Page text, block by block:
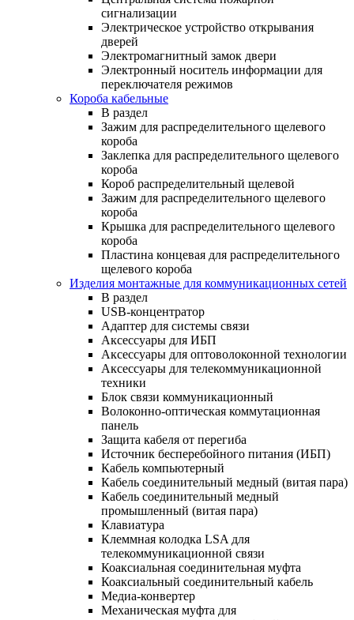
сигнализации
Электрическое устройство открывания
дверей
Электромагнитный замок двери
Электронный носитель информации для
переключателя режимов
Короба кабельные
В раздел
Зажим для распределительного щелевого
короба
Заклепка для распределительного щелевого
короба
Короб распределительный щелевой
Зажим для распределительного щелевого
короба
Крышка для распределительного щелевого
короба
Пластина концевая для распределительного
щелевого короба
Изделия монтажные для коммуникационных сетей
В раздел
USB-концентратор
Адаптер для системы связи
Аксессуары для ИБП
Аксессуары для оптоволоконной технологии
Аксессуары для телекоммуникационной
техники
Блок связи коммуникационный
Волоконно-оптическая коммутационная
панель
Защита кабеля от перегиба
Источник бесперебойного питания (ИБП)
Кабель компьютерный
Кабель соединительный медный (витая пара)
Кабель соединительный медный
промышленный (витая пара)
Клавиатура
Клеммная колодка LSA для
телекоммуникационной связи
Коаксиальная соединительная муфта
Коаксиальный соединительный кабель
Медиа-конвертер
Механическая муфта для